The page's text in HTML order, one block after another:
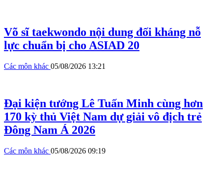
Võ sĩ taekwondo nội dung đối kháng nỗ
lực chuẩn bị cho ASIAD 20
Các môn khác 05/08/2026 13:21
Đại kiện tướng Lê Tuấn Minh cùng hơn
170 kỳ thủ Việt Nam dự giải vô địch trẻ
Đông Nam Á 2026
Các môn khác 05/08/2026 09:19